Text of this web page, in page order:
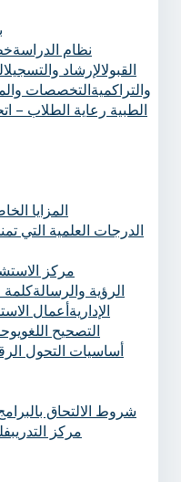
نظام الدراسة
القبولالإرشاد والتسجيل
والتراكميةالتخصصات
الطبية ‏ رعاية الطلاب –
المزايا
الدرجات العلمية التي
مركز
الرؤية والرسالةكلمة
الإداريةأعمال
التصحيح اللغوي
أساسيات التحول
شروط الالتحاق
مركز التدريب